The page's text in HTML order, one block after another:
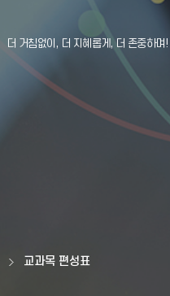
교과목 편성표